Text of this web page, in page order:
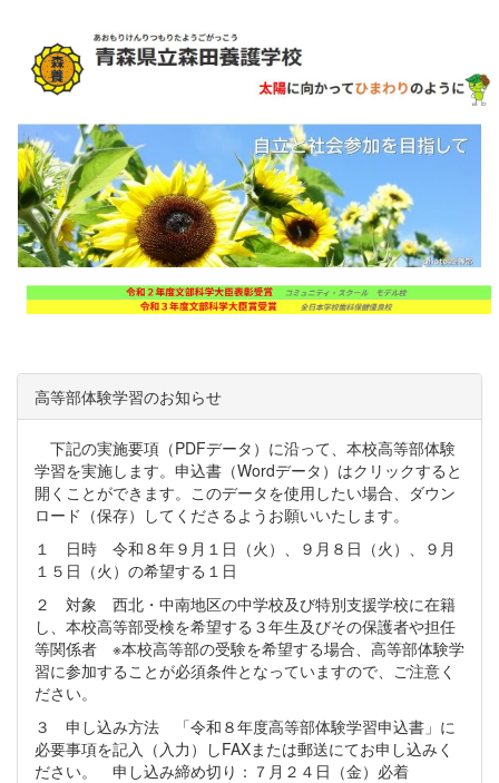
高等部体験学習のお知らせ
下記の実施要項（PDFデータ）に沿って、本校高等部体験
学習を実施します。申込書（Wordデータ）はクリックすると
開くことができます。このデータを使用したい場合、ダウン
ロード（保存）してくださるようお願いいたします。
１ 日時 令和８年９月１日（火）、９月８日（火）、９月
１５日（火）の希望する１日
２ 対象 西北・中南地区の中学校及び特別支援学校に在籍
し、本校高等部受検を希望する３年生及びその保護者や担任
等関係者 ※本校高等部の受験を希望する場合、高等部体験学
習に参加することが必須条件となっていますので、ご注意く
ださい。
３ 申し込み方法 「令和８年度高等部体験学習申込書」に
必要事項を記入（入力）しFAXまたは郵送にてお申し込みく
ださい。 申し込み締め切り：７月２４日（金）必着